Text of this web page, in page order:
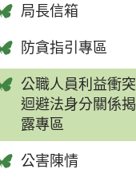
局長信箱
防貪指引專區
公職人員利益衝突
迴避法身分關係揭
露專區
公害陳情